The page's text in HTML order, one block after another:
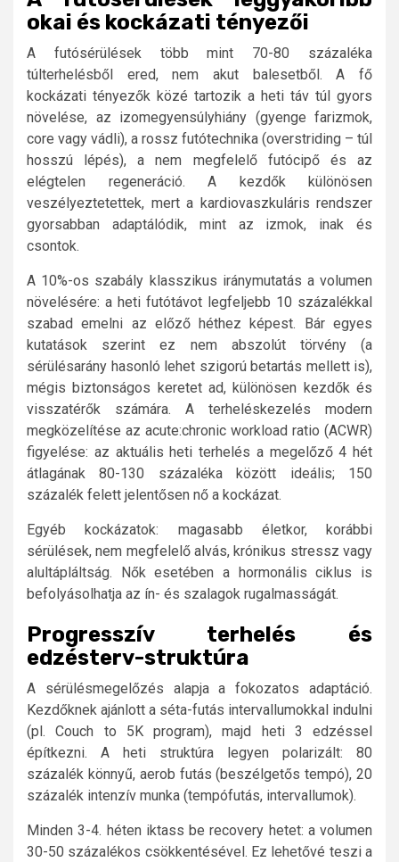
okai és kockázati tényezői
A futósérülések több mint 70-80 százaléka
túlterhelésből ered, nem akut balesetből. A fő
kockázati tényezők közé tartozik a heti táv túl gyors
növelése, az izomegyensúlyhiány (gyenge farizmok,
core vagy vádli), a rossz futótechnika (overstriding – túl
hosszú lépés), a nem megfelelő futócipő és az
elégtelen regeneráció. A kezdők különösen
veszélyeztetettek, mert a kardiovaszkuláris rendszer
gyorsabban adaptálódik, mint az izmok, inak és
csontok.
A 10%-os szabály klasszikus iránymutatás a volumen
növelésére: a heti futótávot legfeljebb 10 százalékkal
szabad emelni az előző héthez képest. Bár egyes
kutatások szerint ez nem abszolút törvény (a
sérülésarány hasonló lehet szigorú betartás mellett is),
mégis biztonságos keretet ad, különösen kezdők és
visszatérők számára. A terheléskezelés modern
megközelítése az acute:chronic workload ratio (ACWR)
figyelése: az aktuális heti terhelés a megelőző 4 hét
átlagának 80-130 százaléka között ideális; 150
százalék felett jelentősen nő a kockázat.
Egyéb kockázatok: magasabb életkor, korábbi
sérülések, nem megfelelő alvás, krónikus stressz vagy
alultápláltság. Nők esetében a hormonális ciklus is
befolyásolhatja az ín- és szalagok rugalmasságát.
Progresszív terhelés és
edzésterv-struktúra
A sérülésmegelőzés alapja a fokozatos adaptáció.
Kezdőknek ajánlott a séta-futás intervallumokkal indulni
(pl. Couch to 5K program), majd heti 3 edzéssel
építkezni. A heti struktúra legyen polarizált: 80
százalék könnyű, aerob futás (beszélgetős tempó), 20
százalék intenzív munka (tempófutás, intervallumok).
Minden 3-4. héten iktass be recovery hetet: a volumen
30-50 százalékos csökkentésével. Ez lehetővé teszi a